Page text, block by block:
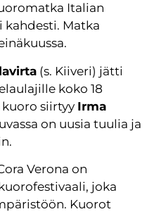
Italian
kahdesti. Matka
(s. Kiiveri) jätti
koko 18
kuoro siirtyy Irma
on uusia tuulia ja
Verona on
joka
Kuorot